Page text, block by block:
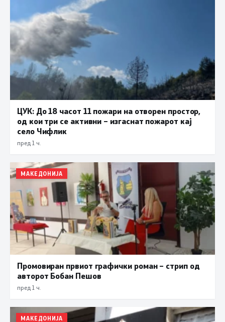
ЦУК: До 18 часот 11 пожари на отворен простор,
од кои три се активни – изгаснат пожарот кај
село Чифлик
пред 1 ч.
МАКЕДОНИЈА
Промовиран првиот графички роман – стрип од
авторот Бобан Пешов
пред 1 ч.
МАКЕДОНИЈА